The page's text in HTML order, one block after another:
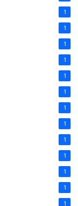
1
1
1
1
1
1
1
1
1
1
1
1
1